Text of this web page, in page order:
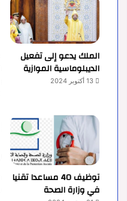
الملك يدعو إلى تفعيل
الديبلوماسية الموازية
13 أكتوبر 2024
توظيف 40 مساعدا تقنيا
في وزارة الصحة